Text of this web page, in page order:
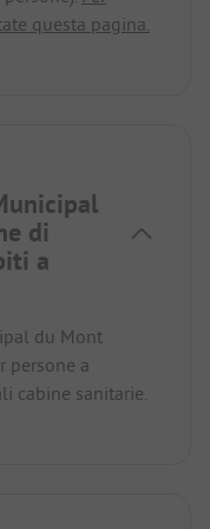
questa pagina.
di
a
du Mont
persone a
cabine sanitarie.